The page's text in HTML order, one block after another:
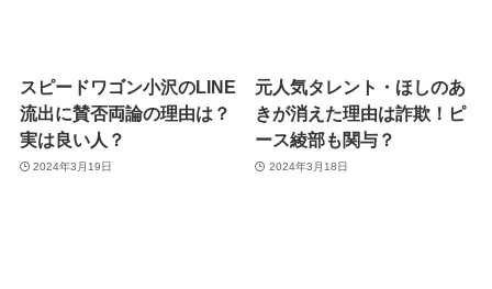
スピードワゴン小沢のLINE
流出に賛否両論の理由は？
実は良い人？
2024年3月19日
元人気タレント・ほしのあ
きが消えた理由は詐欺！ピ
ース綾部も関与？
2024年3月18日